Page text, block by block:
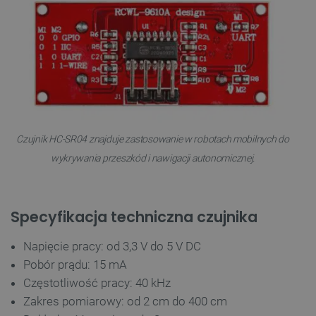
Czujnik HC-SR04 znajduje zastosowanie w robotach mobilnych do
wykrywania przeszkód i nawigacji autonomicznej.
Specyfikacja techniczna czujnika
Napięcie pracy: od 3,3 V do 5 V DC
Pobór prądu: 15 mA
Częstotliwość pracy: 40 kHz
Zakres pomiarowy: od 2 cm do 400 cm
PrestaShop-[abcdef0123456789]{32} .botland.com.pl
_lb .botland.com.pl
VISITOR_PRIVACY_METADATA
Polityce prywatności Google